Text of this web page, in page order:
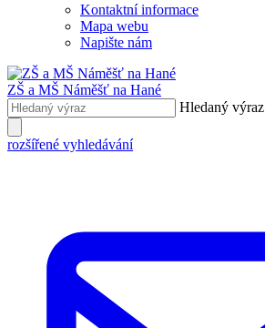
Kontaktní informace
Mapa webu
Napište nám
ZŠ a MŠ Náměšť na Hané
Hledaný výraz
rozšířené vyhledávání